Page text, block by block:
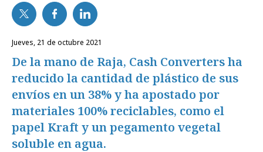
jueves, 21 de octubre 2021
De la mano de Raja, Cash Converters ha
reducido la cantidad de plástico de sus
envíos en un 38% y ha apostado por
materiales 100% reciclables, como el
papel Kraft y un pegamento vegetal
soluble en agua.